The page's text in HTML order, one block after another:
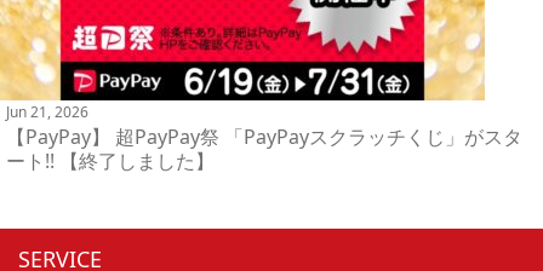
Jun 21, 2026
【PayPay】 超PayPay祭 「PayPayスクラッチくじ」がスタ
ート!! 【終了しました】
SERVICE